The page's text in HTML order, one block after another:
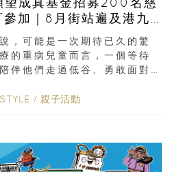
加｜8月街站遍及港九
，可能是一次期待已久的驚
的重病兒童而言，一個等待
伴他們走過低谷、勇敢面對
/ 親子活動